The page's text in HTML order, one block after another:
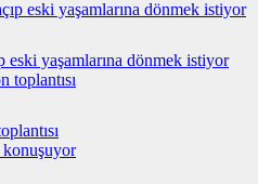
yaşamlarına dönmek istiyor